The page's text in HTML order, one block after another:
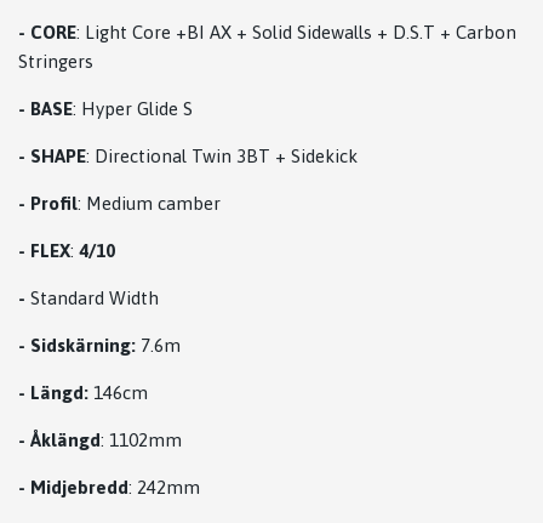
- CORE: Light Core +BI AX + Solid Sidewalls + D.S.T + Carbon
Stringers
- BASE: Hyper Glide S
- SHAPE: Directional Twin 3BT + Sidekick
- Profil: Medium camber
- FLEX: 4/10
- Standard Width
- Sidskärning: 7.6m
- Längd: 146cm
- Åklängd: 1102mm
- Midjebredd: 242mm